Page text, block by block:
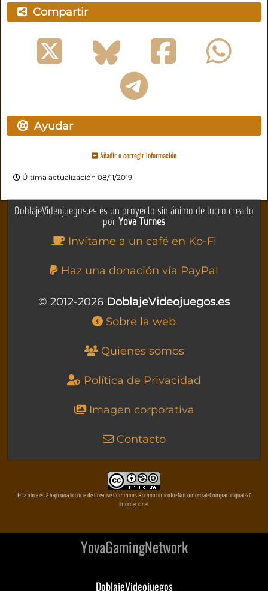
Compartir
Ayudar
Añadir o corregir información
Última actualización 08/11/2019
DoblajeVideojuegos.es es un proyecto sin ánimo de lucro creado
porYova Turnes
Invítame a un café en Ko-Fi
Haz una donación vía PayPal
© 2012-2026 DoblajeVideojuegos.es
Sobre la web
Quienes somos
Política de Privacidad
Imagen corporativa
Contacto
Esta obra está bajo una licencia de Creative Commons Reconocimiento-NoComercial-CompartirIgual 4.0
Internacional
YovaGamingNetwork
DoblajeVideojuegos